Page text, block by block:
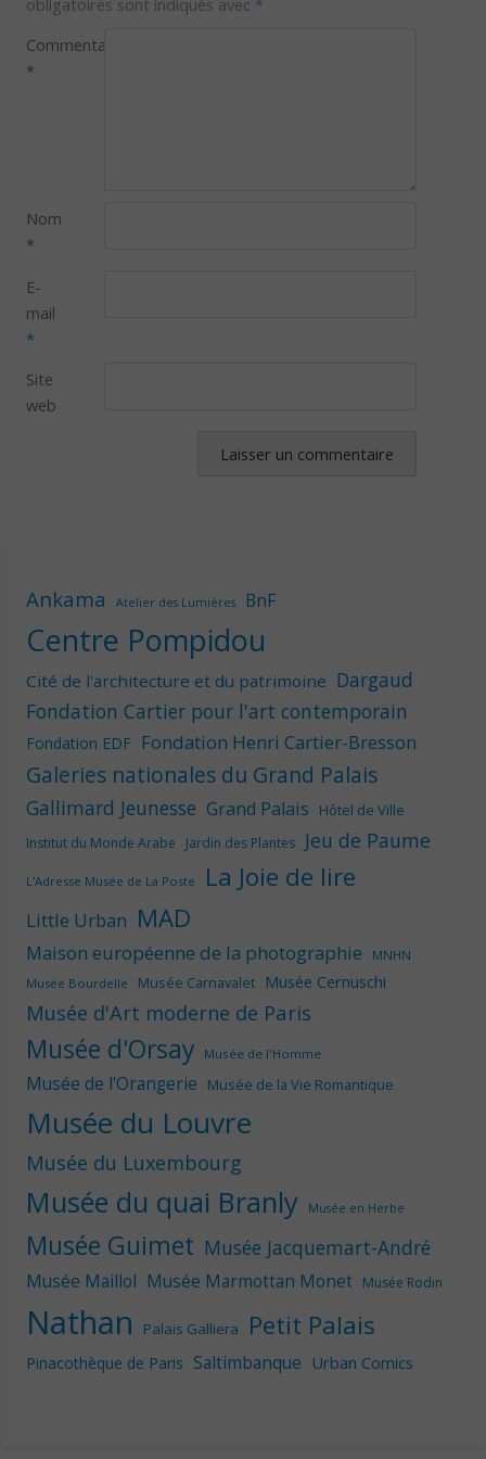
Commentaire
*
Nom
*
E-
mail
*
Site
web
Ankama Atelier des Lumières BnF
Centre Pompidou
Cité de l'architecture et du patrimoine Dargaud
Fondation Cartier pour l'art contemporain
Fondation EDF Fondation Henri Cartier-Bresson
Galeries nationales du Grand Palais
Gallimard Jeunesse Grand Palais Hôtel de Ville
Institut du Monde Arabe Jardin des Plantes Jeu de Paume
L'Adresse Musée de La Poste La Joie de lire
Little Urban MAD
Maison européenne de la photographie
MNHN
Musée Bourdelle
Musée Carnavalet Musée Cernuschi
Musée d'Art moderne de Paris
Musée d'Orsay Musée de l'Homme
Musée de l'Orangerie Musée de la Vie Romantique
Musée du Louvre
Musée du Luxembourg
Musée du quai Branly Musée en Herbe
Musée Guimet Musée Jacquemart-André
Musée Maillol Musée Marmottan Monet Musée Rodin
Nathan Palais Galliera Petit Palais
Pinacothèque de Paris Saltimbanque Urban Comics